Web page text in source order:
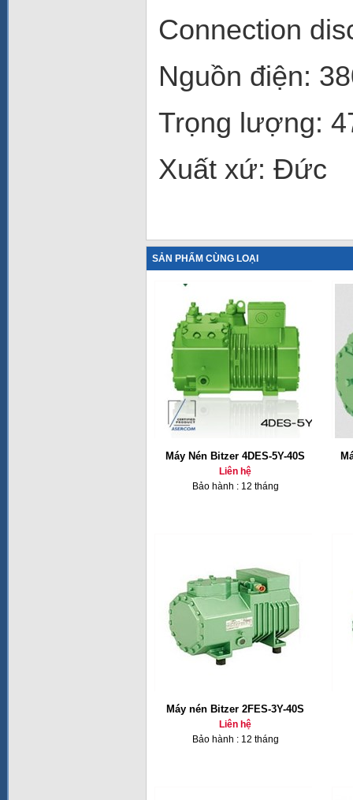
Connection
Nguồn điện:
Trọng lượng:
Xuất xứ: Đức
SẢN PHẨM CÙNG LOẠI
Máy Nén Bitzer 4DES-5Y-40S
Liên hệ
Bảo hành : 12 tháng
Máy nén Bitzer 2FES-3Y-40S
Liên hệ
Bảo hành : 12 tháng